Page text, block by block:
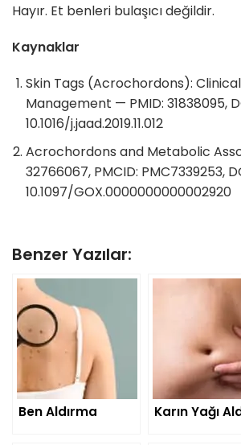
Hayır. Et benleri bulaşıcı değildir.
Kaynaklar
Skin Tags (Acrochordons):
Management — PMID: 31838095,
10.1016/j.jaad.2019.11.012
Acrochordons and Metabolic
32766067, PMCID: PMC7339253,
10.1097/GOX.0000000000002920
Benzer Yazılar:
Ben Aldırma Karın Yağı